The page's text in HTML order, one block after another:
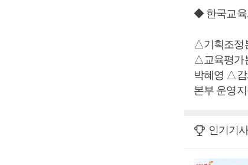
◆ 한국교육
△기획조정
△교육평가
박혜영 △감
본부 운영
인기기